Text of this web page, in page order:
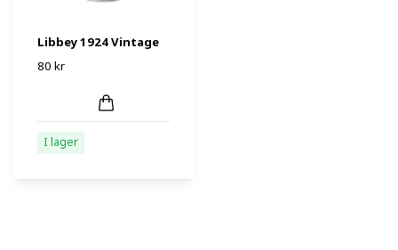
Libbey 1924 Vintage
80 kr
I lager